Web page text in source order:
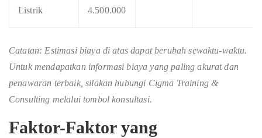
Listrik
4.500.000
Catatan: Estimasi biaya di atas dapat berubah sewaktu-waktu.
Untuk mendapatkan informasi biaya yang paling akurat dan
penawaran terbaik, silakan hubungi Cigma Training &
Consulting melalui tombol konsultasi.
Faktor-Faktor yang